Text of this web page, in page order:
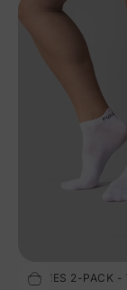
Vælg størrelse